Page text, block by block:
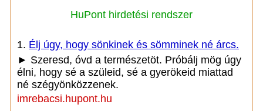
HuPont hirdetési rendszer
1. Élj úgy, hogy sönkinek és sömminek né árcs.
► Szeresd, óvd a természetöt. Próbálj mög úgy
élni, hogy sé a szüleid, sé a gyerökeid miattad
né szégyönközzenek.
imrebacsi.hupont.hu